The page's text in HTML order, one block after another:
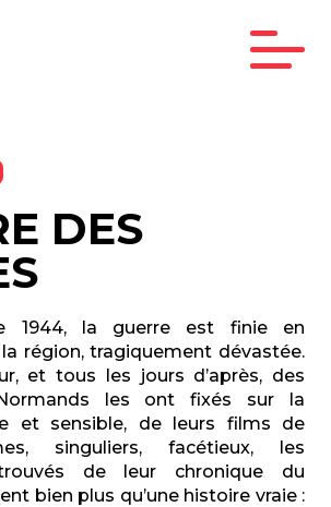
DES
1944, la guerre est finie en
région, tragiquement dévastée.
et tous les jours d’après, des
les ont fixés sur la
et sensible, de leurs films de
singuliers, facétieux, les
de leur chronique du
bien plus qu’une histoire vraie :